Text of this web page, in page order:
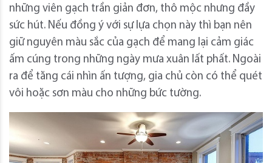
những viên gạch trần giản đơn, thô mộc nhưng đầy
sức hút. Nếu đồng ý với sự lựa chọn này thì bạn nên
giữ nguyên màu sắc của gạch để mang lại cảm giác
ấm cúng trong những ngày mưa xuân lất phất. Ngoài
ra để tăng cái nhìn ấn tượng, gia chủ còn có thể quét
vôi hoặc sơn màu cho những bức tường.